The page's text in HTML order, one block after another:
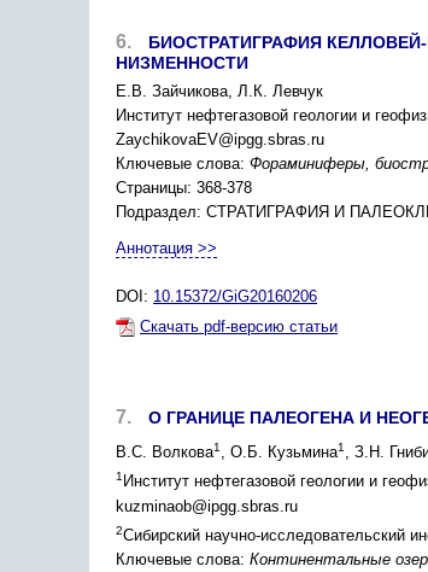
6.
БИОСТРАТИГРАФИЯ
НИЗМЕННОСТИ
Е.В. Зайчикова, Л.К. Левчук
Институт нефтегазовой геологии и
ZaychikovaEV@ipgg.sbras.ru
Ключевые слова: Фораминиферы,
Страницы: 368-378
Подраздел: СТРАТИГРАФИЯ И
Аннотация >>
DOI: 10.15372/GiG20160206
Скачать pdf-версию статьи
7. О ГРАНИЦЕ ПАЛЕОГЕНА И
В.С. Волкова1 , О.Б. Кузьмина1 , З.Н.
1 Институт нефтегазовой геологии и
kuzminaob@ipgg.sbras.ru
2Сибирский научно-исследовательский
Ключевые слова: Континентальные